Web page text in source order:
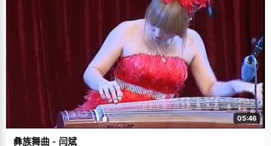
05:46
彝族舞曲 - 闫斌